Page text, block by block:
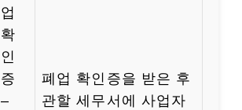
업
확
인
증
–
폐업 확인증을 받은 후
관할 세무서에 사업자